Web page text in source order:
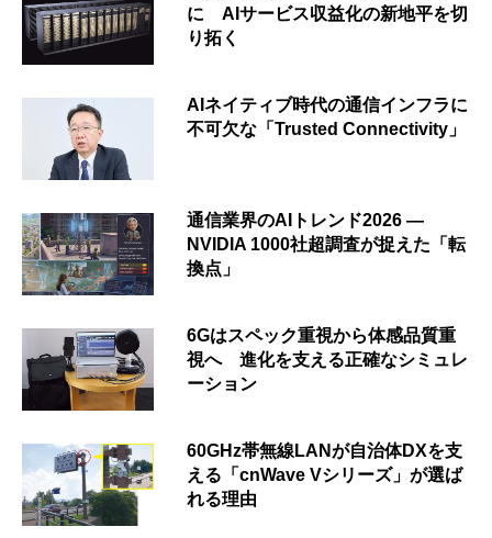
に AIサービス収益化の新地平を切
り拓く
AIネイティブ時代の通信インフラに
不可欠な「Trusted Connectivity」
通信業界のAIトレンド2026 ―
NVIDIA 1000社超調査が捉えた「転
換点」
6Gはスペック重視から体感品質重
視へ 進化を支える正確なシミュレ
ーション
60GHz帯無線LANが自治体DXを支
える「cnWave Vシリーズ」が選ば
れる理由